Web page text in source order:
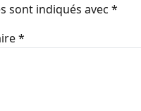
sont indiqués avec *
*